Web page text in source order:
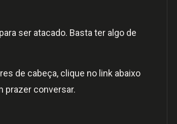
ser atacado. Basta ter algo de
de cabeça, clique no link abaixo
prazer conversar.